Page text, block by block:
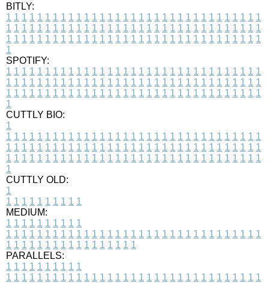
BITLY:
1 1 1 1 1 1 1 1 1 1 1 1 1 1 1 1 1 1 1 1 1 1 1 1 1 1 1 1 1 1 1 1 1
1 1 1 1 1 1 1 1 1 1 1 1 1 1 1 1 1 1 1 1 1 1 1 1 1 1 1 1 1 1 1 1 1
1 1 1 1 1 1 1 1 1 1 1 1 1 1 1 1 1 1 1 1 1 1 1 1 1 1 1 1 1 1 1 1 1
1
SPOTIFY:
1 1 1 1 1 1 1 1 1 1 1 1 1 1 1 1 1 1 1 1 1 1 1 1 1 1 1 1 1 1 1 1 1
1 1 1 1 1 1 1 1 1 1 1 1 1 1 1 1 1 1 1 1 1 1 1 1 1 1 1 1 1 1 1 1 1
1 1 1 1 1 1 1 1 1 1 1 1 1 1 1 1 1 1 1 1 1 1 1 1 1 1 1 1 1 1 1 1 1
1
CUTTLY BIO:
1
1 1 1 1 1 1 1 1 1 1 1 1 1 1 1 1 1 1 1 1 1 1 1 1 1 1 1 1 1 1 1 1 1
1 1 1 1 1 1 1 1 1 1 1 1 1 1 1 1 1 1 1 1 1 1 1 1 1 1 1 1 1 1 1 1 1
1 1 1 1 1 1 1 1 1 1 1 1 1 1 1 1 1 1 1 1 1 1 1 1 1 1 1 1 1 1 1 1 1
1
CUTTLY OLD:
1
1 1 1 1 1 1 1 1 1 1
MEDIUM:
1 1 1 1 1 1 1 1 1 1
1 1 1 1 1 1 1 1 1 1 1 1 1 1 1 1 1 1 1 1 1 1 1 1 1 1 1 1 1 1 1 1 1
1 1 1 1 1 1 1 1 1 1 1 1 1 1 1 1 1
PARALLELS:
1 1 1 1 1 1 1 1 1 1
1 1 1 1 1 1 1 1 1 1 1 1 1 1 1 1 1 1 1 1 1 1 1 1 1 1 1 1 1 1 1 1 1